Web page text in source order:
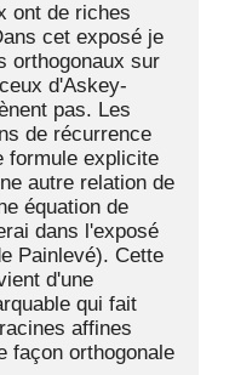
ont de riches
cet exposé je
orthogonaux sur
d'Askey-
pas. Les
de récurrence
formule explicite
autre relation de
équation de
dans l'exposé
Painlevé). Cette
d'une
qui fait
affines
façon orthogonale